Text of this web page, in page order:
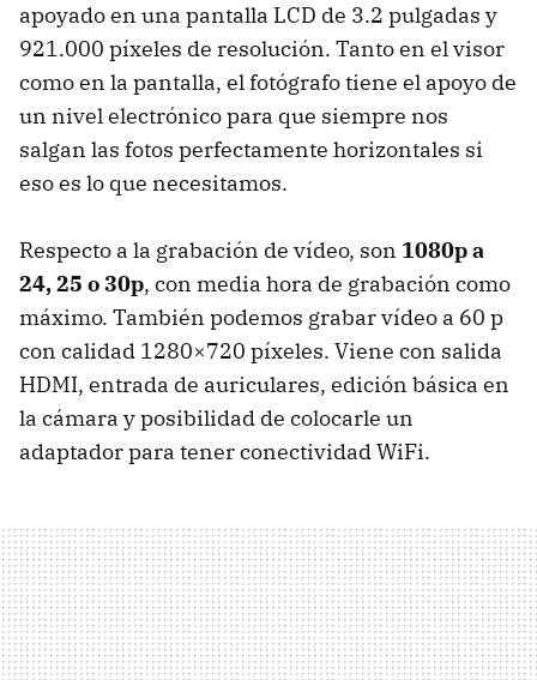
apoyado en una pantalla LCD de 3.2 pulgadas y
921.000 píxeles de resolución. Tanto en el visor
como en la pantalla, el fotógrafo tiene el apoyo de
un nivel electrónico para que siempre nos
salgan las fotos perfectamente horizontales si
eso es lo que necesitamos.
Respecto a la grabación de vídeo, son 1080p a
24, 25 o 30p, con media hora de grabación como
máximo. También podemos grabar vídeo a 60 p
con calidad 1280×720 píxeles. Viene con salida
HDMI, entrada de auriculares, edición básica en
la cámara y posibilidad de colocarle un
adaptador para tener conectividad WiFi.